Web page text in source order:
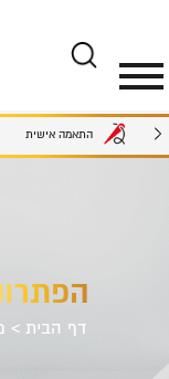
התאמה אישית
דף הבית >